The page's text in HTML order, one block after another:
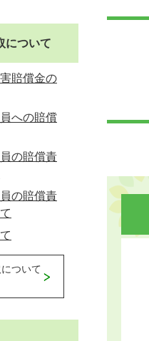
について
賠償金の
への賠償
の賠償責
の賠償責
ついて